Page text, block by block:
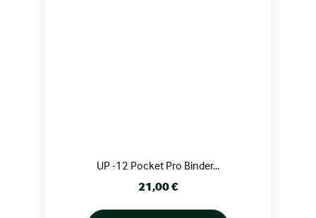
UP -12 Pocket Pro Binder...
Prix
21,00 €